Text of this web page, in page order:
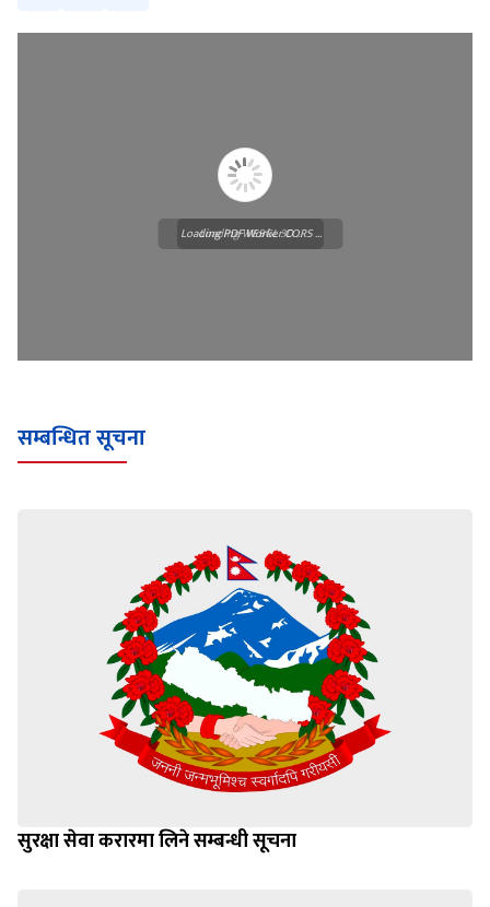
Loading WEBGL 3D ...
Loading PDF Worker CORS ...
सम्बन्धित सूचना
सुरक्षा सेवा करारमा लिने सम्बन्धी सूचना